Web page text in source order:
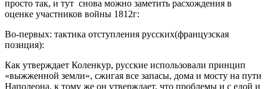
просто так, и тут снова можно заметить расхождения в
оценке участников войны 1812г:
Во-первых: тактика отступления русских(французская
позиция):
Как утверждает Коленкур, русские использовали принцип
«выжженной земли», сжигая все запасы, дома и мосту на пути
Наполеона, к тому же он утверждает, что проблемы и с едой и